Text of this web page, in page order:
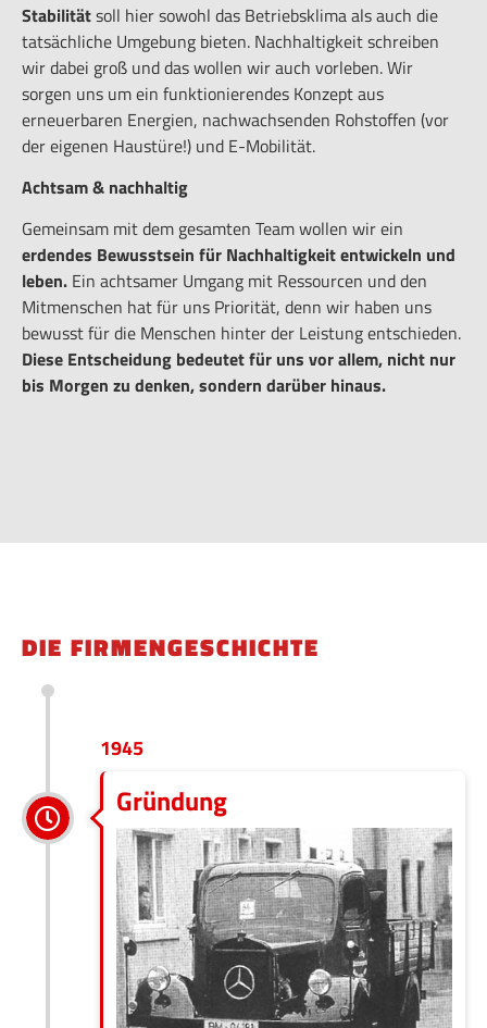
Stabilitätsoll hier sowohl das Betriebsklima als auch die
tatsächliche Umgebung bieten. Nachhaltigkeit schreiben
wir dabei groß und das wollen wir auch vorleben. Wir
sorgen uns um ein funktionierendes Konzept aus
erneuerbaren Energien, nachwachsenden Rohstoffen (vor
der eigenen Haustüre!) und E-Mobilität.
Achtsam & nachhaltig
Gemeinsam mit dem gesamten Team wollen wir ein
erdendes Bewusstsein für Nachhaltigkeit entwickeln und
leben. Ein achtsamer Umgang mit Ressourcen und den
Mitmenschen hat für uns Priorität, denn wir haben uns
bewusst für die Menschen hinter der Leistung entschieden.
Diese Entscheidung bedeutet für uns vor allem, nicht nur
bis Morgen zu denken, sondern darüber hinaus.
DIE FIRMENGESCHICHTE
1945
Gründung